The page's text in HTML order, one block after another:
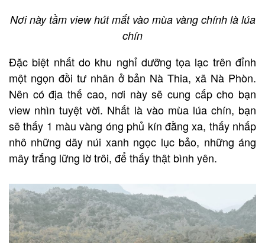
Nơi này tầm view hút mắt vào mùa vàng chính là lúa
chín
Đặc biệt nhất do khu nghỉ dưỡng tọa lạc trên đỉnh
một ngọn đồi tư nhân ở bản Nà Thia, xã Nà Phòn.
Nên có địa thế cao, nơi này sẽ cung cấp cho bạn
view nhìn tuyệt vời. Nhất là vào mùa lúa chín, bạn
sẽ thấy 1 màu vàng óng phủ kín đằng xa, thấy nhấp
nhô những dãy núi xanh ngọc lục bảo, những áng
mây trắng lững lờ trôi, để thấy thật bình yên.